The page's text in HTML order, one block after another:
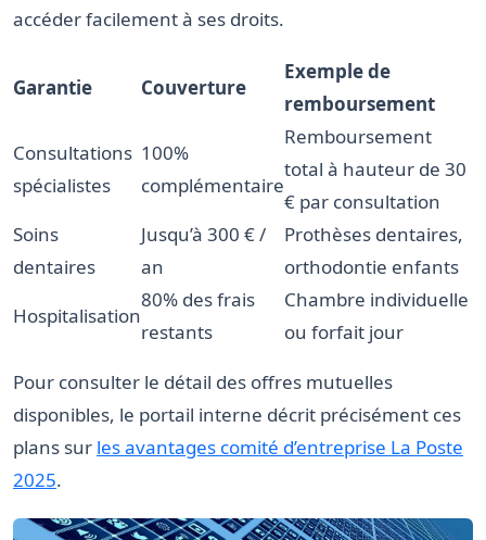
accéder facilement à ses droits.
Garantie Couverture
Exemple de
remboursement
Consultations
spécialistes
100%
complémentaire
Remboursement
total à hauteur de 30
€ par consultation
Soins
dentaires
Jusqu’à 300 € /
an
Prothèses dentaires,
orthodontie enfants
Hospitalisation
80% des frais
restants
Chambre individuelle
ou forfait jour
Pour consulter le détail des offres mutuelles
disponibles, le portail interne décrit précisément ces
plans sur les avantages comité d’entreprise La Poste
2025.